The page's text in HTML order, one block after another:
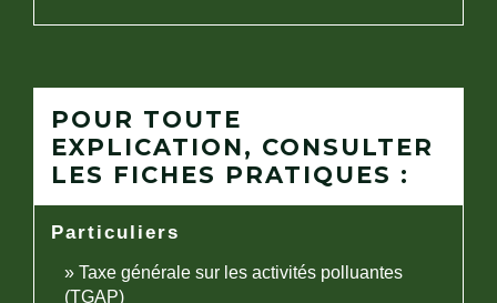
POUR TOUTE
EXPLICATION, CONSULTER
LES FICHES PRATIQUES :
Particuliers
Taxe générale sur les activités polluantes
(TGAP)